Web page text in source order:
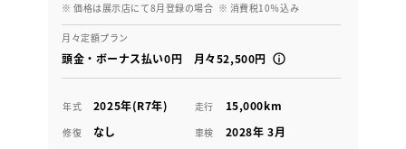
※ 価格は展示店にて8月登録の場合 ※ 消費税10％込み
月々定額プラン
頭金・ボーナス払い0円 月々52,500円
年式 2025年(R7年) 走行 15,000km
修復 なし 車検 2028年 3月